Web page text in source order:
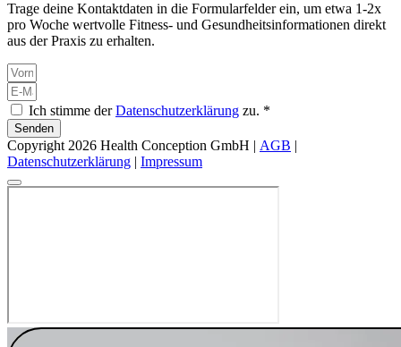
Trage deine Kontaktdaten in die Formularfelder ein, um etwa 1-2x
pro Woche wertvolle Fitness- und Gesundheitsinformationen direkt
aus der Praxis zu erhalten.
Ich stimme derDatenschutzerklärung zu. *
Senden
Copyright 2026 Health Conception GmbH | AGB |
Datenschutzerklärung | Impressum